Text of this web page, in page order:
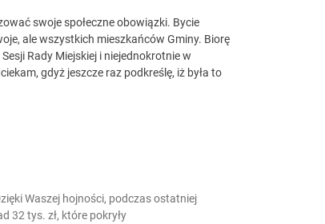
swoje społeczne obowiązki. Bycie
ale wszystkich mieszkańców Gminy. Biorę
Rady Miejskiej i niejednokrotnie w
gdyż jeszcze raz podkreślę, iż była to
Waszej hojności, podczas ostatniej
32 tys. zł, które pokryły